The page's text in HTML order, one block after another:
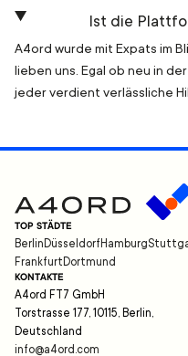
Ist die
A4ord wurde mit Expats im
lieben uns. Egal ob neu in
jeder verdient verlässliche
TOP STÄDTE
Berlin Düsseldorf Hamburg
Frankfurt Dortmund
KONTAKTE
A4ord FT7 GmbH
Torstrasse 177, 10115, Berlin,
Deutschland
info@a4ord.com